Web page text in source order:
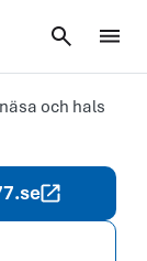
och hals